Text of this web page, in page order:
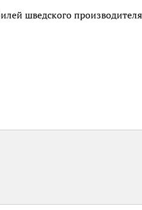
шведского